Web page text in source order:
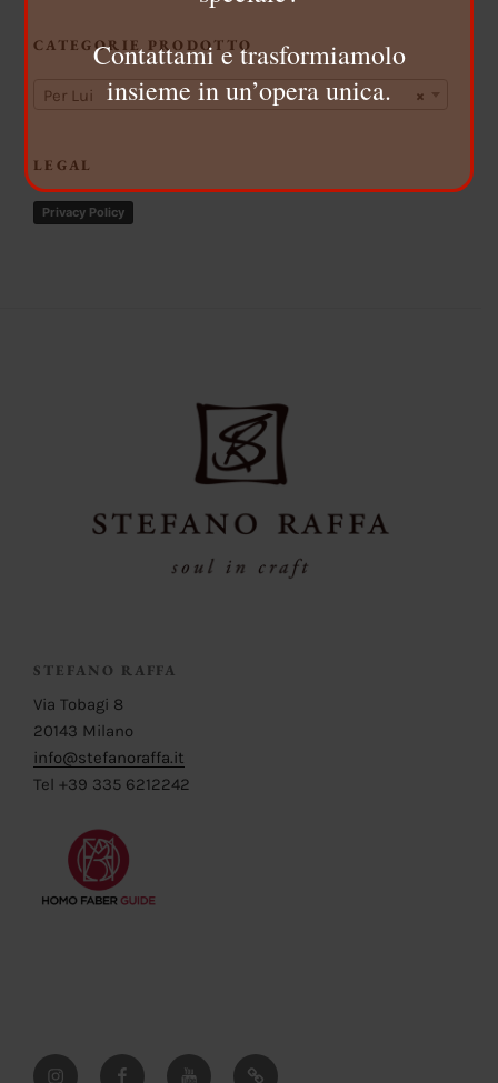
CATEGORIE PRODOTTO
×
Per Lui
LEGAL
Privacy Policy
STEFANO RAFFA
Via Tobagi 8
20143 Milano
info@stefanoraffa.it
Tel +39 335 6212242
InstagramFacebookYouTube Pinterest
Contattami e trasformiamolo
insieme in un’opera unica.